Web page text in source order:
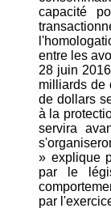
capacité
entre les
28 juin
milliards de
de dollars
à la
servira
» explique
par le
par